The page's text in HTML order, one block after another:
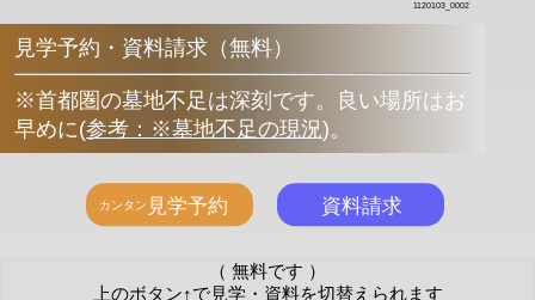
1120103_0002
見学予約・資料請求（無料）
※首都圏の墓地不足は深刻です。良い場所はお
早めに(参考：※墓地不足の現況)。
（ 無料です ）
上のボタン↑で見学・資料を切替えられます